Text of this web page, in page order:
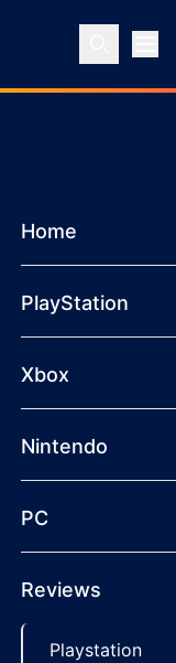
Home
PlayStation
Xbox
Nintendo
PC
Reviews
Playstation
–
van Eternal
de verwachtingen
Jul 23, 2026